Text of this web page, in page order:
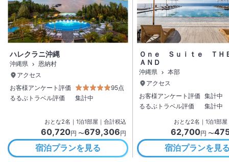
ハレクラニ沖縄
沖縄県
恩納村
アクセス
お客様アンケート評価
95点
るるぶトラベル評価
集計中
おとな2名 ｜ 1泊1部屋｜合計税込
60,720円 〜679,306円
宿泊プランを見る
Ｏｎｅ Ｓｕｉｔｅ ＴＨ
ＡＮＤ
沖縄県
本部
アクセス
お客様アンケート評価 集計中
るるぶトラベル評価
集計中
おとな2名 ｜ 1泊1部屋
62,700円 〜
宿泊プランを見